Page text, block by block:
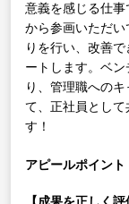
意義を感じる仕
から参画いただ
りを行い、改善
ートします。ベ
り、管理職への
て、正社員とし
す！
アピールポイント